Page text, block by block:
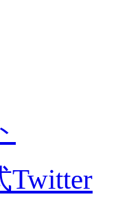
Twitter